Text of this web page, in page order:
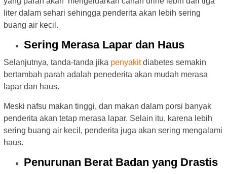
liter dalam sehari sehingga penderita akan lebih sering
buang air kecil.
Sering Merasa Lapar dan Haus
Selanjutnya, tanda-tanda jika penyakitdiabetes semakin
bertambah parah adalah penederita akan mudah merasa
lapar dan haus.
Meski nafsu makan tinggi, dan makan dalam porsi banyak
penderita akan tetap merasa lapar. Selain itu, karena lebih
sering buang air kecil, penderita juga akan sering mengalami
haus.
Penurunan Berat Badan yang Drastis